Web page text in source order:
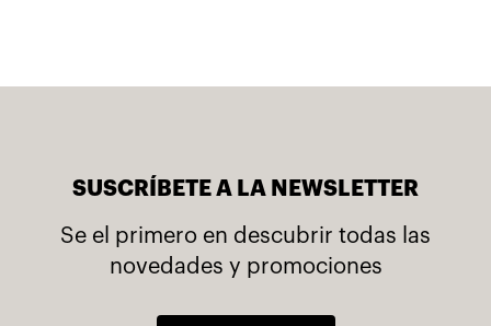
SUSCRÍBETE A LA NEWSLETTER
Se el primero en descubrir todas las
novedades y promociones